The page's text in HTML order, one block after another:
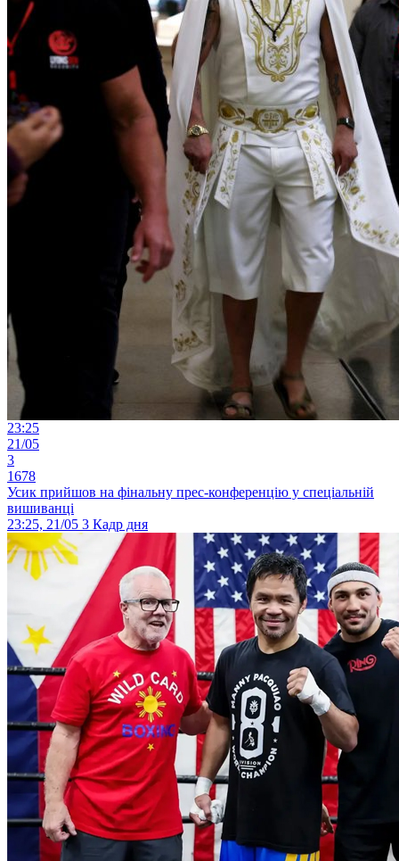
23:25
21/05
3
1678
Усик прийшов на фінальну прес-конференцію у спеціальній
вишиванці
23:25, 21/05 3 Кадр дня